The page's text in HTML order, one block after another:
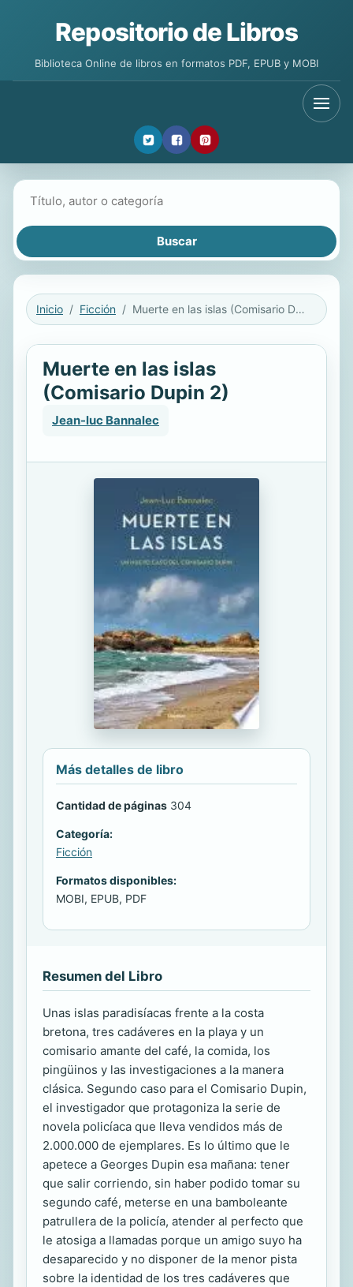
Repositorio de Libros
Biblioteca Online de libros en formatos PDF, EPUB y MOBI
Inicio Ficción Muerte en las islas (Comisario Dupin 2)
Muerte en las islas
(Comisario Dupin 2)
Jean-luc Bannalec
Más detalles de libro
Cantidad de páginas 304
Categoría:
Ficción
Formatos disponibles:
MOBI, EPUB, PDF
Resumen del Libro
Unas islas paradisíacas frente a la costa
bretona, tres cadáveres en la playa y un
comisario amante del café, la comida, los
pingüinos y las investigaciones a la manera
clásica. Segundo caso para el Comisario Dupin,
el investigador que protagoniza la serie de
novela policíaca que lleva vendidos más de
2.000.000 de ejemplares. Es lo último que le
apetece a Georges Dupin esa mañana: tener
que salir corriendo, sin haber podido tomar su
segundo café, meterse en una bamboleante
patrullera de la policía, atender al perfecto que
le atosiga a llamadas porque un amigo suyo ha
desaparecido y no disponer de la menor pista
sobre la identidad de los tres cadáveres que